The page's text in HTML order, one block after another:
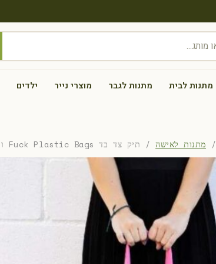
מתנות לבית מתנות לגבר מוצרי נייר ילדים
/ מתנות לאישה/ תיק צד בד Fuck Plastic Bags ורוד